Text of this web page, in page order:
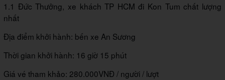
1.1 Đức Thưởng, xe khách TP HCM đi Kon Tum chất lượng
nhất
Địa điểm khởi hành: bến xe An Sương
Thời gian khởi hành: 16 giờ 15 phút
Giá vé tham khảo: 280.000VNĐ / người / lượt